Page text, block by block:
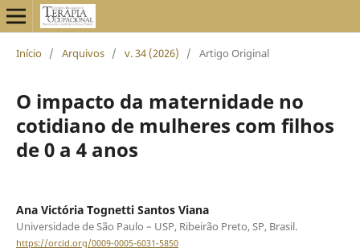
Início / Arquivos / v. 34 (2026) / Artigo Original
O impacto da maternidade no
cotidiano de mulheres com filhos
de 0 a 4 anos
Ana Victória Tognetti Santos Viana
Universidade de São Paulo – USP, Ribeirão Preto, SP, Brasil.
https://orcid.org/0009-0005-6031-5850